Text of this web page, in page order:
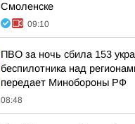
Смоленске
09:10
ПВО за ночь сбила 153
беспилотника над
передает Минобороны РФ
08:48